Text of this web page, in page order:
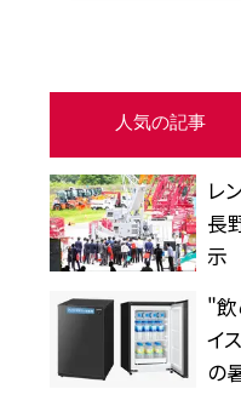
人気の記事
レ
長
示
"飲
イ
の